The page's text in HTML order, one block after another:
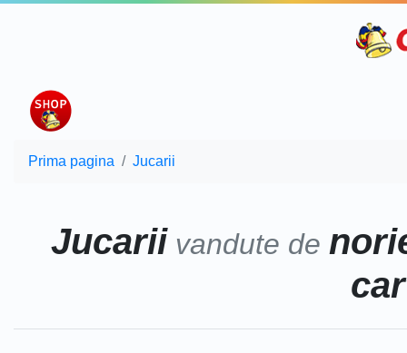
Prima pagina Jucarii
Jucarii vandute de